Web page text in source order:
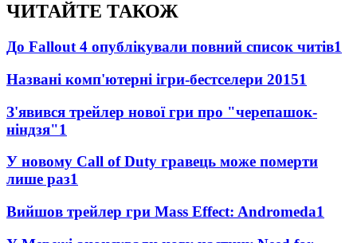
ЧИТАЙТЕ ТАКОЖ
До Fallout 4 опублікували повний список читів1
Названі комп'ютерні ігри-бестселери 20151
З'явився трейлер нової гри про "черепашок-
ніндзя"1
У новому Call of Duty гравець може померти
лише раз1
Вийшов трейлер гри Mass Effect: Andromeda1